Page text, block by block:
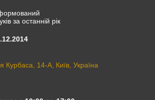
за останній рік
Курбаса, 14-А, Київ, Україна